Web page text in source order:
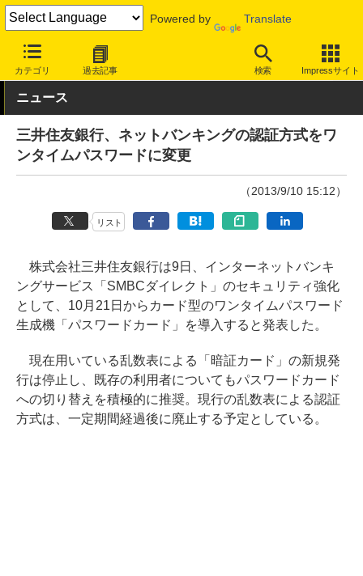
Powered by Translate
カテゴリ 過去記事 検索 Impressサイト
INTERNET Watch サービス/ソフト サービス 決済/金融
ニュース
三井住友銀行、ネットバンキングの認証方式をワ
ンタイムパスワードに変更
（2013/9/10 15:12）
リスト
株式会社三井住友銀行は9日、インターネットバンキ
ングサービス「SMBCダイレクト」のセキュリティ強化
として、10月21日からカード型のワンタイムパスワード
生成機「パスワードカード」を導入すると発表した。
現在用いている乱数表による「暗証カード」の新規発
行は停止し、既存の利用者についてもパスワードカード
への切り替えを積極的に推奨。現行の乱数表による認証
方式は、一定期間経過後に廃止する予定としている。